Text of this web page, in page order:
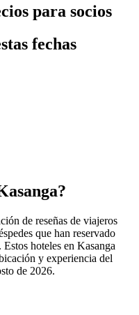
para socios
fechas
de reseñas de viajeros
que han reservado
hoteles en Kasanga
y experiencia del
de 2026.